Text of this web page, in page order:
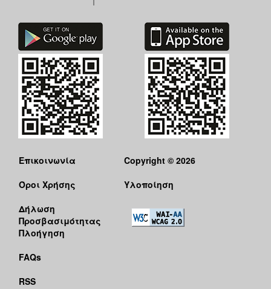
Επικοινωνία
Όροι Χρήσης
Δήλωση
Προσβασιμότητας
Πλοήγηση
FAQs
RSS
Copyright © 2026
Υλοποίηση